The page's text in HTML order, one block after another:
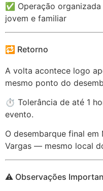
✅ Operação
jovem e familiar
🔁 Retorno
A volta acontece logo
mesmo ponto do
⏱️ Tolerância de até 1
evento.
O desembarque final
Vargas — mesmo local
⚠️ Observações